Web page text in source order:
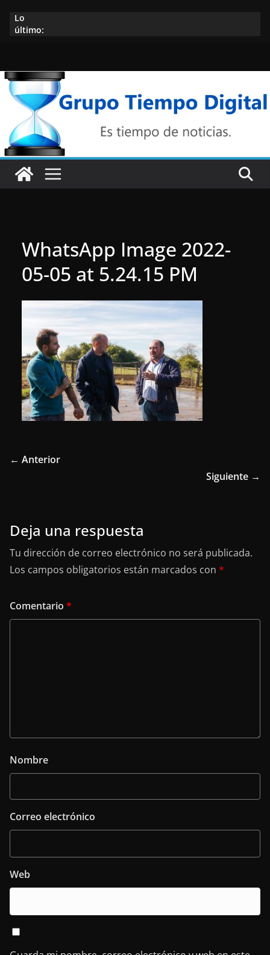
contenido
Lo
último:
WhatsApp Image 2022-
05-05 at 5.24.15 PM
← Anterior
Siguiente →
Deja una respuesta
Tu dirección de correo electrónico no será publicada.
Los campos obligatorios están marcados con *
Comentario *
Nombre
Correo electrónico
Web